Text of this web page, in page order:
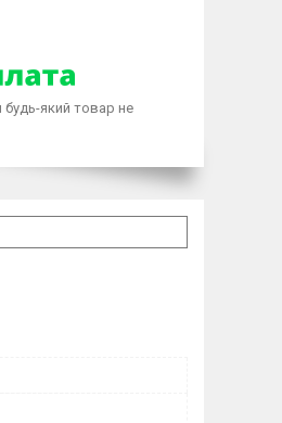
будь-який товар не